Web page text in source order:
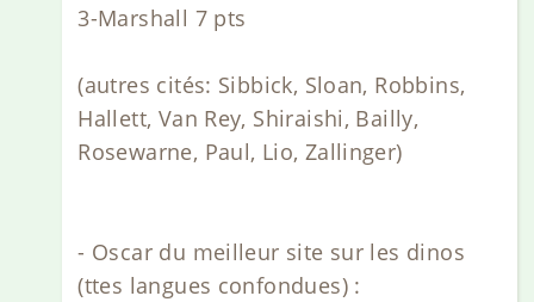
3-Marshall 7 pts
(autres cités: Sibbick, Sloan, Robbins,
Hallett, Van Rey, Shiraishi, Bailly,
Rosewarne, Paul, Lio, Zallinger)
- Oscar du meilleur site sur les dinos
(ttes langues confondues) :